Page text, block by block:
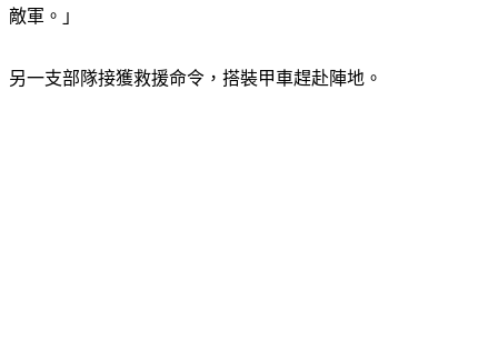
敵軍。」
另一支部隊接獲救援命令，搭裝甲車趕赴陣地。